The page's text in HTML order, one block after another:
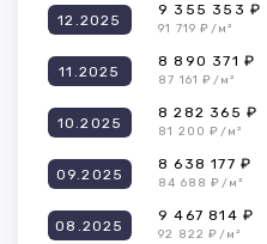
12.2025
9 355 353 ₽
91 719 ₽/м²
11.2025
8 890 371 ₽
87 161 ₽/м²
10.2025
8 282 365 ₽
81 200 ₽/м²
09.2025
8 638 177 ₽
84 688 ₽/м²
08.2025
9 467 814 ₽
92 822 ₽/м²